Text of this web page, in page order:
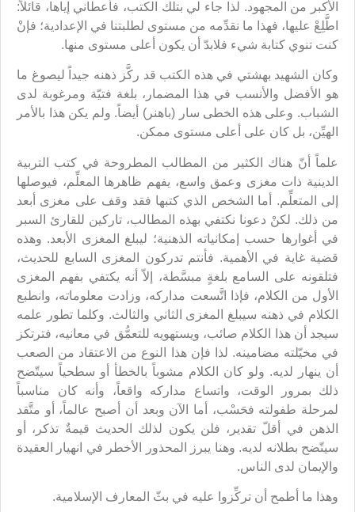
الأكبر من المجهود. لذا جاء لي بتلك الكتب، فأعطاني إياها، قائلاً:
اطَّلِعْ عليها، فهذا ما نقدِّمه من مستوى لطلبتنا في الإعدادية؛ فإنْ
كنت تنوي كتابة شيء فلابدّ أن يكون أعلى مستوى منها.
وكان الشهيد بهشتي في هذه الكتب قد ركَّز ذهنه جيداً ليصوغ ما
هو الأفضل والأنسب في هذا المضمار، بلغة فتيّة ومرغوبة لدى
الشباب. وعلى هذه الخطى سار (باهنر) أيضاً. ولم يكن هذا بالأمر
الهيِّن، بل كان على أعلى مستوى ممكن.
علماً أنّ هناك الكثير من المطالب المطروحة في كتب التربية
الدينية ذات مغزى وعمق واسع، يفهم ظاهرها المعلِّم، فيوصلها
إلى المتعلِّم. أما الشخص الذي كتبها فقد وقف على مغزى أبعد
من ذلك. لكنْ دعونا نكتفي بهذه المطالب، تاركين للقارئ السبر
في أغوارها حسب إمكانياته الذهنية؛ ليبلغ المغزى الأبعد. وهذه
قضية غاية في الأهمية. فأنتم تدركون المغزى السابع للحديث،
فتلقونه على السامع بلغةٍ مبسَّطة، إلاّ أنه يكتفي بفهم المغزى
الأول من الكلام، فإذا اتَّسعت مداركه، وزادت معلوماته، وانطبع
الكلام في ذهنه سيبلغ المغزى الثاني والثالث. وكلما تطور علمه
سيجد أن هذا الكلام صائب، ويستهويه للتعمُّق في معانيه، فترتكز
في مخيّلته مضامينه. لذا فإن هذا النوع من الاعتقاد من الصعب
أن ينهار لديه. ولو كان الكلام مشوباً بالخطأ أو سطحياً سيتّضح
ذلك بمرور الوقت، واتساع مداركه واقعاً، وأنه كان مناسباً
لمرحلة طفولته فحَسْب، أما الآن وبعد أن أصبح عالماً، أو متَّقد
الذهن في أقلّ تقدير، فلن يكون لذلك الحديث قيمةٌ تذكر، أو
سيتّضح بطلانه لديه. وهنا يبرز المحذور الأخطر في انهيار العقيدة
والإيمان لدى الناس.
وهذا ما أطمح أن تركِّزوا عليه في بثّ المعارف الإسلامية.